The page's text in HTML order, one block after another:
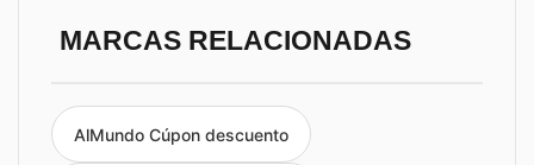
MARCAS RELACIONADAS
AlMundo Cúpon descuento